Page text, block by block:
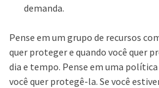
demanda.
Pense em um grupo de recursos
quer proteger e quando você quer
dia e tempo. Pense em uma
você quer protegê-la. Se você